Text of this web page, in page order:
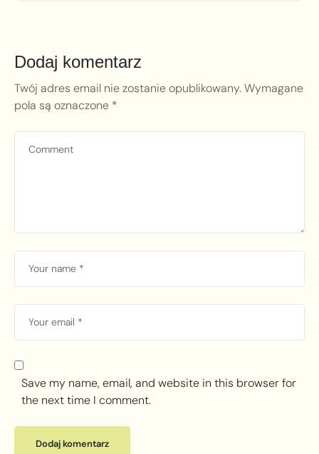
Dodaj komentarz
Twój adres email nie zostanie opublikowany.Wymagane
pola są oznaczone *
Save my name, email, and website in this browser for
the next time I comment.